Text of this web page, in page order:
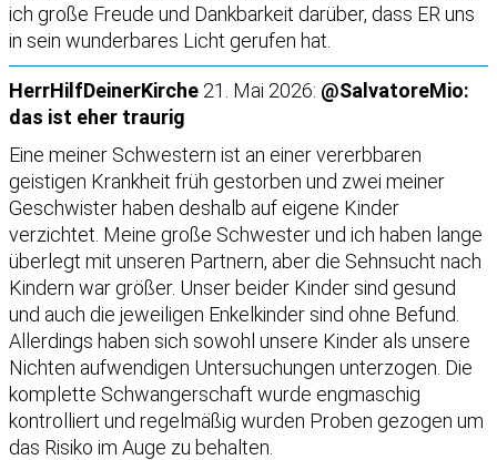
ich große Freude und Dankbarkeit darüber, dass ER uns
in sein wunderbares Licht gerufen hat.
HerrHilfDeinerKirche 21. Mai 2026: @SalvatoreMio:
das ist eher traurig
Eine meiner Schwestern ist an einer vererbbaren
geistigen Krankheit früh gestorben und zwei meiner
Geschwister haben deshalb auf eigene Kinder
verzichtet. Meine große Schwester und ich haben lange
überlegt mit unseren Partnern, aber die Sehnsucht nach
Kindern war größer. Unser beider Kinder sind gesund
und auch die jeweiligen Enkelkinder sind ohne Befund.
Allerdings haben sich sowohl unsere Kinder als unsere
Nichten aufwendigen Untersuchungen unterzogen. Die
komplette Schwangerschaft wurde engmaschig
kontrolliert und regelmäßig wurden Proben gezogen um
das Risiko im Auge zu behalten.